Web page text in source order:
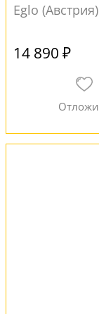
Eglo (Австрия)
14 890 ₽